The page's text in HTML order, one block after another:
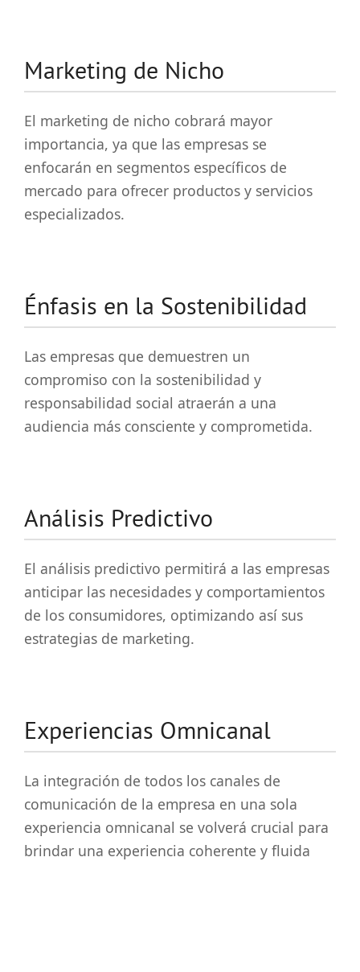
Marketing de Nicho
El marketing de nicho cobrará mayor
importancia, ya que las empresas se
enfocarán en segmentos específicos de
mercado para ofrecer productos y servicios
especializados.
Énfasis en la Sostenibilidad
Las empresas que demuestren un
compromiso con la sostenibilidad y
responsabilidad social atraerán a una
audiencia más consciente y comprometida.
Análisis Predictivo
El análisis predictivo permitirá a las empresas
anticipar las necesidades y comportamientos
de los consumidores, optimizando así sus
estrategias de marketing.
Experiencias Omnicanal
La integración de todos los canales de
comunicación de la empresa en una sola
experiencia omnicanal se volverá crucial para
brindar una experiencia coherente y fluida